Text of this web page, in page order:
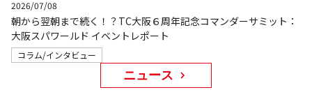
2026/07/08
朝から翌朝まで続く！？TC大阪６周年記念コマンダーサミット：
大阪スパワールド イベントレポート
コラム/インタビュー
ニュース